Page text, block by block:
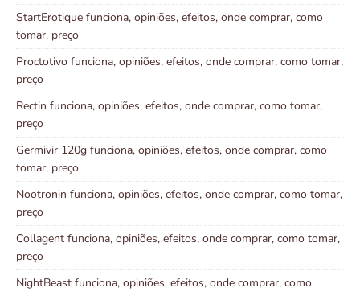
StartErotique funciona, opiniões, efeitos, onde comprar, como
tomar, preço
Proctotivo funciona, opiniões, efeitos, onde comprar, como tomar,
preço
Rectin funciona, opiniões, efeitos, onde comprar, como tomar,
preço
Germivir 120g funciona, opiniões, efeitos, onde comprar, como
tomar, preço
Nootronin funciona, opiniões, efeitos, onde comprar, como tomar,
preço
Collagent funciona, opiniões, efeitos, onde comprar, como tomar,
preço
NightBeast funciona, opiniões, efeitos, onde comprar, como